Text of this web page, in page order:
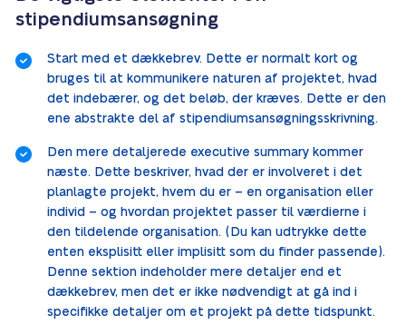
stipendiumsansøgning
Start med et dækkebrev. Dette er normalt kort og
bruges til at kommunikere naturen af projektet, hvad
det indebærer, og det beløb, der kræves. Dette er den
ene abstrakte del af stipendiumsansøgningsskrivning.
Den mere detaljerede executive summary kommer
næste. Dette beskriver, hvad der er involveret i det
planlagte projekt, hvem du er – en organisation eller
individ – og hvordan projektet passer til værdierne i
den tildelende organisation. (Du kan udtrykke dette
enten eksplisitt eller implisitt som du finder passende).
Denne sektion indeholder mere detaljer end et
dækkebrev, men det er ikke nødvendigt at gå ind i
specifikke detaljer om et projekt på dette tidspunkt.